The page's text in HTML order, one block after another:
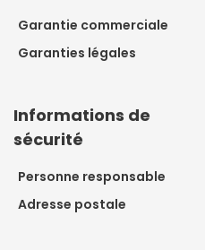
Garantie commerciale
Garanties légales
Informations de
sécurité
Personne responsable
Adresse postale